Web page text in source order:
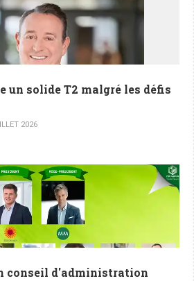
un solide T2 malgré les défis
2026
conseil d'administration